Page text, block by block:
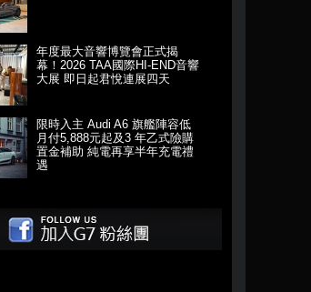
年度最大音響博覽會正式揭
幕！2026 TAA國際HI-END音響
大展 即日起君悅連展四天
限時入主 Audi A6 旗艦陣容低
月付5,888元起及3 年乙式險購
置金補助 純電再享半年充電禮
遇